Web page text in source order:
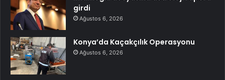
girdi
Ağustos 6, 2026
Konya’da Kaçakçılık Operasyonu
Ağustos 6, 2026